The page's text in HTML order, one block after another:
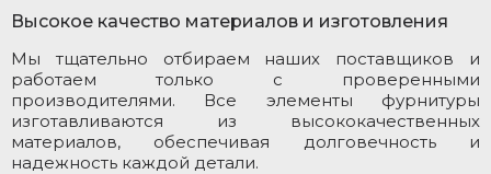
Высокое качество материалов и изготовления
Мы тщательно отбираем наших поставщиков и
работаем только с проверенными
производителями. Все элементы фурнитуры
изготавливаются из высококачественных
материалов, обеспечивая долговечность и
надежность каждой детали.